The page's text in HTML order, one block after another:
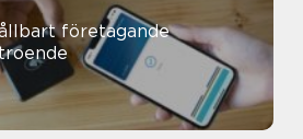
företagande